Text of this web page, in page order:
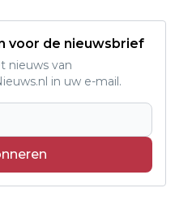
voor de nieuwsbrief
nieuws van
in uw e-mail.